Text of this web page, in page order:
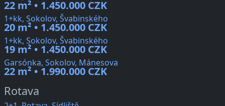
22 m² • 1.450.000 CZK
1+kk, Sokolov, Švabinského
20 m² • 1.450.000 CZK
1+kk, Sokolov, Švabinského
19 m² • 1.450.000 CZK
Garsónka, Sokolov, Mánesova
22 m² • 1.990.000 CZK
Rotava